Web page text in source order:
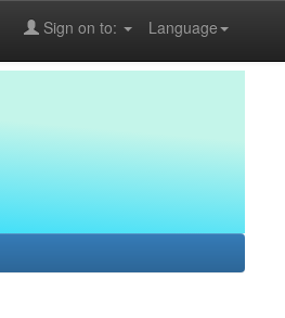
Language
Sign on to: